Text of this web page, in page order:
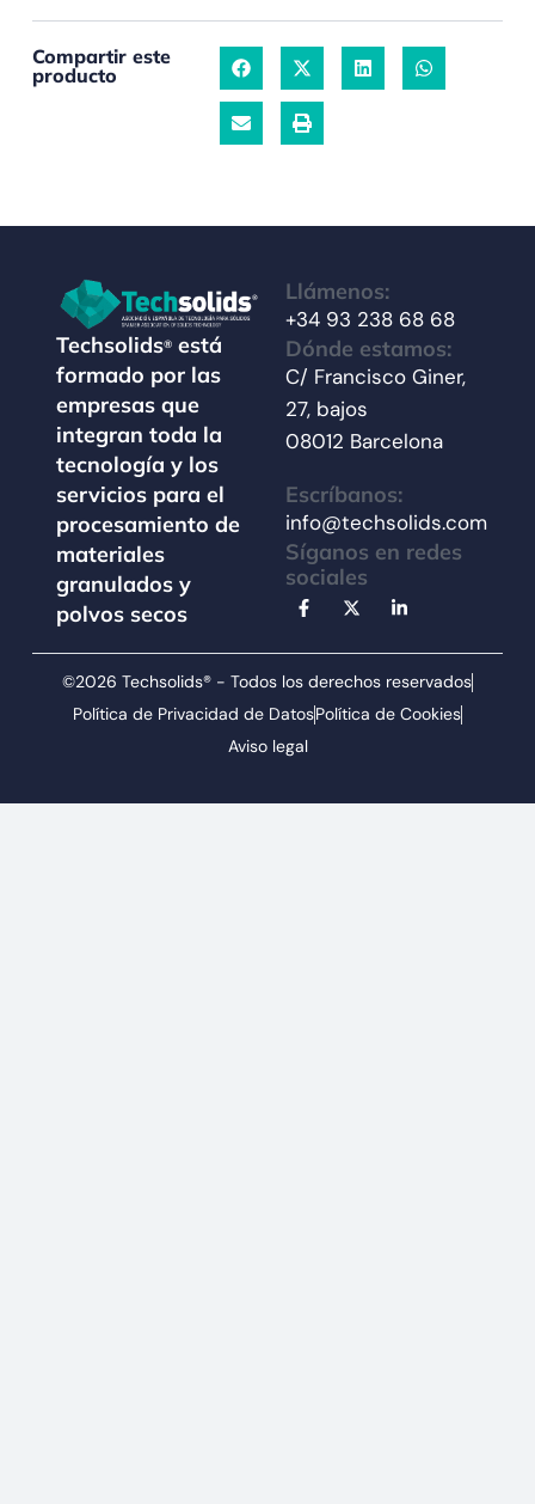
Compartir este
producto
Techsolids®está
formado por las
empresas que
integran toda la
tecnología y los
servicios para el
procesamiento de
materiales
granulados y
polvos secos
Llámenos:
+34 93 238 68 68
Dónde estamos:
C/ Francisco Giner,
27, bajos
08012 Barcelona
Escríbanos:
info@techsolids.com
Síganos en redes
sociales
©2026 Techsolids® - Todos los derechos reservados
Política de Privacidad de DatosPolítica de Cookies
Aviso legal